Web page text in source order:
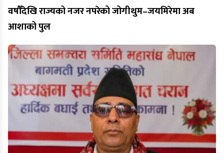
वर्षौँदेखि राज्यको नजर नपरेको जोगीथुम–जयमिरेमा अब
आशाको पुल